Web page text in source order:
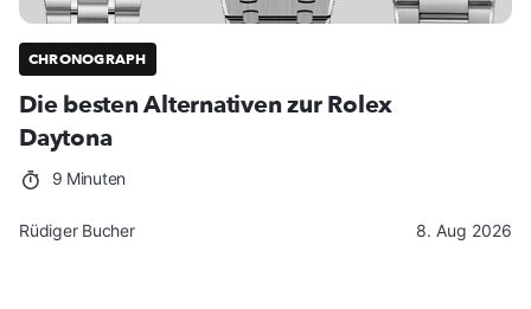
CHRONOGRAPH
Die besten Alternativen zur Rolex
Daytona
9 Minuten
Rüdiger Bucher 8. Aug 2026